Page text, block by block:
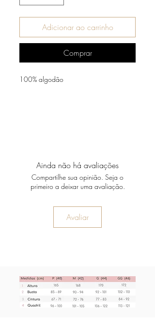
Adicionar ao carrinho
Comprar
100% algodão
Ainda não há avaliações
Compartilhe sua opinião. Seja o
primeiro a deixar uma avaliação.
Avaliar